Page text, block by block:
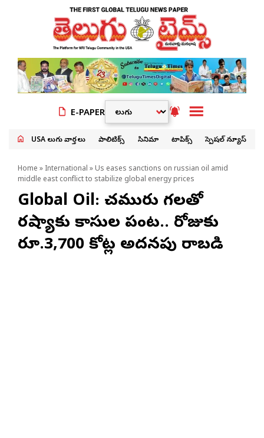
E-PAPER
USA తెలుగు వార్తలు పాలిటిక్స్ సినిమా టాపిక్స్ స్పెషల్ న్యూస్
Home » International » Us eases sanctions on russian oil amid
middle east conflict to stabilize global energy prices
Global Oil: చమురు సెగలతో
రష్యాకు కాసుల పంట.. రోజుకు
రూ.3,700 కోట్ల అదనపు రాబడి